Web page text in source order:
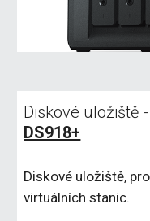
Diskové uložiště -
DS918+
Diskové uložiště,
virtuálních stanic.